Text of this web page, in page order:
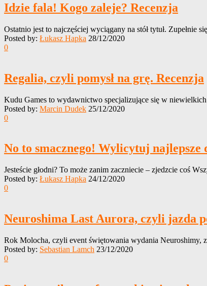
Idzie fala! Kogo zaleje? Recenzja
Ostatnio jest to najczęściej wyciągany na stół tytuł. Zupełnie
Posted by: Łukasz Hapka 28/12/2020
0
Regalia, czyli pomysł na grę. Recenzja
Kudu Games to wydawnictwo specjalizujące się w
Posted by: Marcin Dudek 25/12/2020
0
No to smacznego! Wylicytuj najlepsze
Jesteście głodni? To może zanim zaczniecie – zjedzcie coś
Posted by: Łukasz Hapka 24/12/2020
0
Neuroshima Last Aurora, czyli jazda
Rok Molocha, czyli event świętowania wydania Neuroshimy,
Posted by: Sebastian Lamch 23/12/2020
0